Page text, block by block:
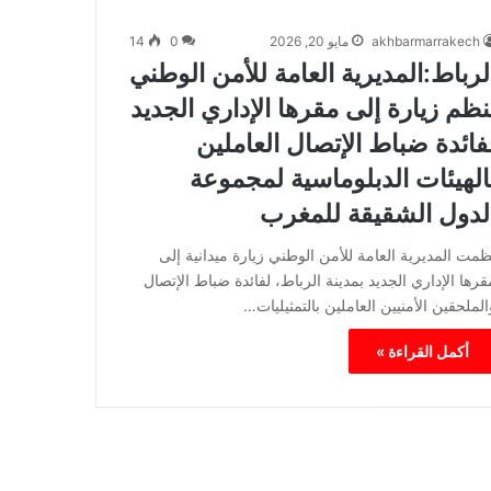
akhbarmarrakech مايو 20, 2026 0
14
الرباط:المديرية العامة للأمن الوطني
زيارة إلى مقرها الإداري الجديد
ضباط الإتصال العاملين
الدبلوماسية لمجموعة
الدول الشقيقة للمغرب
المديرية العامة للأمن الوطني زيارة ميدانية إلى
الإداري الجديد بمدينة الرباط، لفائدة ضباط الإتصال
الأمنيين العاملين بالتمثيليات…
أكمل القراءة »